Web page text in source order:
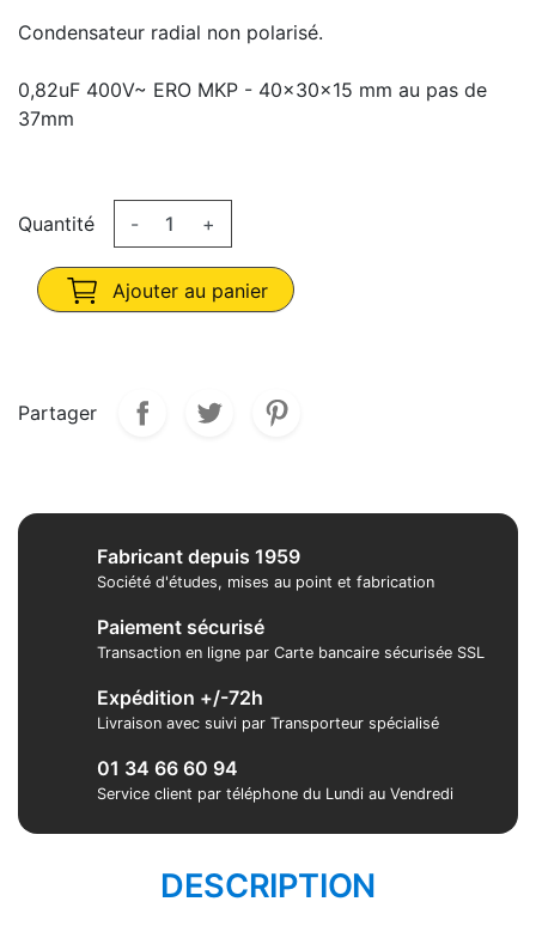
Condensateur radial non polarisé.
0,82uF 400V~ ERO MKP - 40x30x15 mm au pas de
37mm
Quantité - +
Ajouter au panier
Partager
Fabricant depuis 1959
Société d'études, mises au point et fabrication
Paiement sécurisé
Transaction en ligne par Carte bancaire sécurisée SSL
Expédition +/-72h
Livraison avec suivi par Transporteur spécialisé
01 34 66 60 94
Service client par téléphone du Lundi au Vendredi
DESCRIPTION